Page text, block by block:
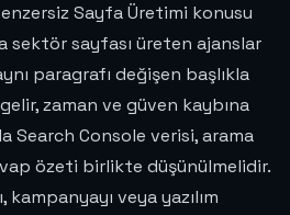
Sayfa Üretimi konusu
sektör sayfası üreten ajanslar
paragrafı değişen başlıkla
zaman ve güven kaybına
Search Console verisi, arama
özeti birlikte düşünülmelidir.
veya yazılım